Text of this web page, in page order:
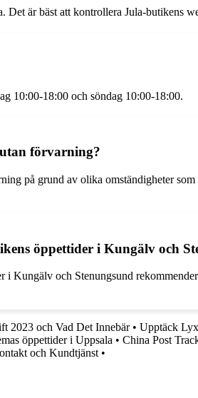
är bäst att kontrollera Jula-butikens
10:00-18:00 och söndag 10:00-18:00.
förvarning?
på grund av olika omständigheter
öppettider i Kungälv och
i Kungälv och Stenungsund
2023 och Vad Det Innebär• Upptäck
öppettider i Uppsala • China Post
och Kundtjänst•